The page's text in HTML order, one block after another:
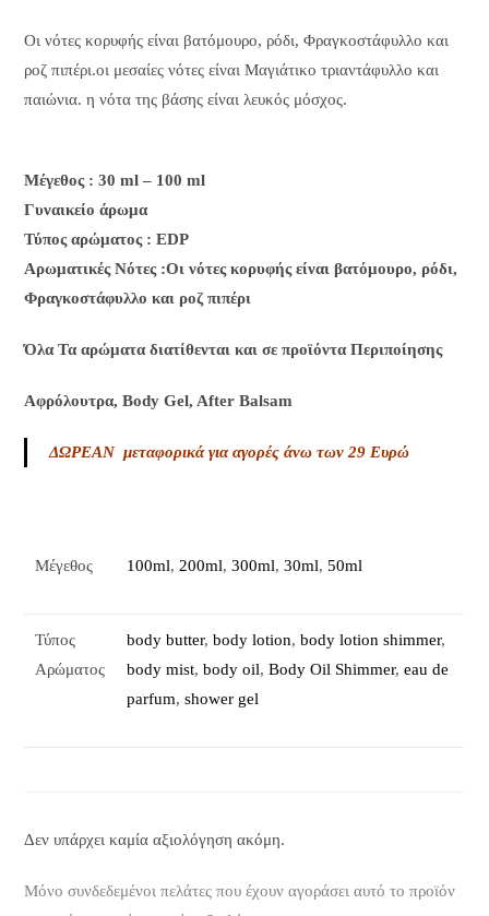
Οι νότες κορυφής είναι βατόμουρο, ρόδι, Φραγκοστάφυλλο και
ροζ πιπέρι.οι μεσαίες νότες είναι Μαγιάτικο τριαντάφυλλο και
παιώνια. η νότα της βάσης είναι λευκός μόσχος.
Μέγεθος : 30 ml – 100 ml
Γυναικείο άρωμα
Τύπος αρώματος : ΕDP
Aρωματικές Νότες :Οι νότες κορυφής είναι βατόμουρο, ρόδι,
Φραγκοστάφυλλο και ροζ πιπέρι
Όλα Τα αρώματα διατίθενται και σε προϊόντα Περιποίησης
Αφρόλουτρα, Body Gel, After Balsam
ΔΩΡΕΑΝ μεταφορικά για αγορές άνω των 29 Ευρώ
Μέγεθος 100ml,200ml,300ml,30ml,50ml
Τύπος
Αρώματος
body butter,body lotion,body lotion shimmer,
body mist,body oil,Body Oil Shimmer,eau de
parfum,shower gel
Δεν υπάρχει καμία αξιολόγηση ακόμη.
Μόνο συνδεδεμένοι πελάτες που έχουν αγοράσει αυτό το προϊόν